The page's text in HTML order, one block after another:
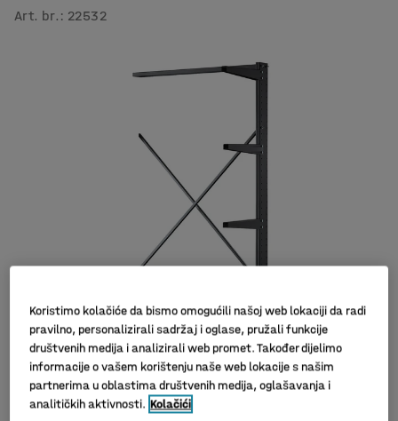
Art. br. : 22532
Slični proizvodi
Koristimo kolačiće da bismo omogućili našoj web lokaciji da radi
pravilno, personalizirali sadržaj i oglase, pružali funkcije
društvenih medija i analizirali web promet. Također dijelimo
informacije o vašem korištenju naše web lokacije s našim
partnerima u oblastima društvenih medija, oglašavanja i
analitičkih aktivnosti. Kolačići